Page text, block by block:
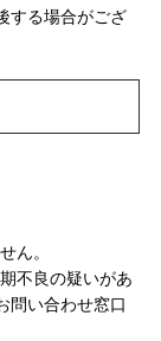
する場合がござ
ん。
不良の疑いがあ
問い合わせ窓口